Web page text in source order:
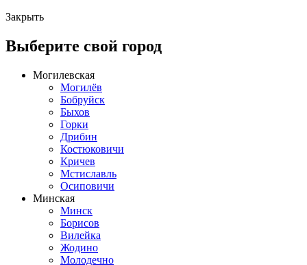
Закрыть
Выберите свой город
Могилевская
Могилёв
Бобруйск
Быхов
Горки
Дрибин
Костюковичи
Кричев
Мстиславль
Осиповичи
Минская
Минск
Борисов
Вилейка
Жодино
Молодечно